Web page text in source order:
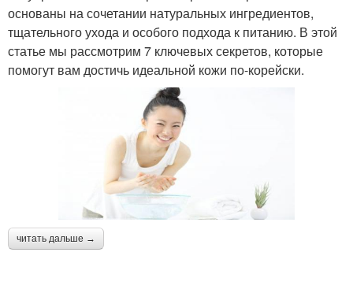
основаны на сочетании натуральных ингредиентов,
тщательного ухода и особого подхода к питанию. В этой
статье мы рассмотрим 7 ключевых секретов, которые
помогут вам достичь идеальной кожи по-корейски.
читать дальше →